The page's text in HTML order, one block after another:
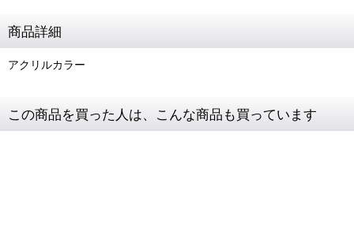
商品詳細
アクリルカラー
この商品を買った人は、こんな商品も買っています